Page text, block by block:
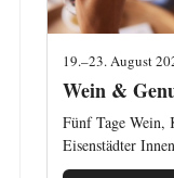
19.–23. August
Wein &
Fünf Tage
Eisenstädter